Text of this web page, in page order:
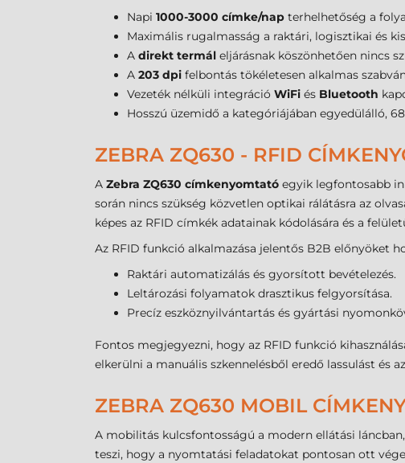
Napi 1000-3000 címke/nap terhelhetőség a
Maximális rugalmasság a raktári, logisztikai és
A direkt termál eljárásnak köszönhetően nincs
A 203 dpi felbontás tökéletesen alkalmas
Vezeték nélküli integráció WiFi és Bluetooth
Hosszú üzemidő a kategóriájában egyedülálló,
ZEBRA ZQ630 - RFID
A Zebra ZQ630 címkenyomtató egyik legfontosabb
során nincs szükség közvetlen optikai rálátásra az
képes az RFID címkék adatainak kódolására és a
Az RFID funkció alkalmazása jelentős B2B előnyöket
Raktári automatizálás és gyorsított bevételezés.
Leltározási folyamatok drasztikus felgyorsítása.
Precíz eszköznyilvántartás és gyártási
Fontos megjegyezni, hogy az RFID funkció
elkerülni a manuális szkennelésből eredő lassulást és
ZEBRA ZQ630 MOBIL
A mobilitás kulcsfontosságú a modern ellátási
teszi, hogy a nyomtatási feladatokat pontosan ott